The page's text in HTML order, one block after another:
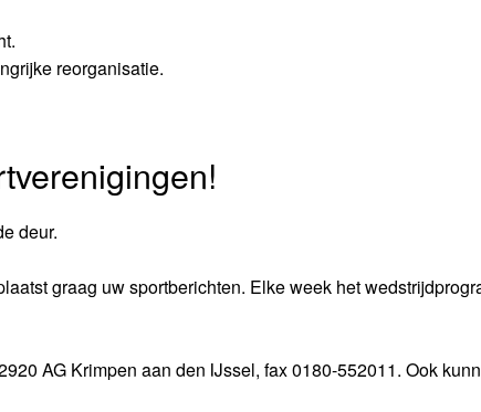
reorganisatie.
deur.
graag uw sportberichten. Elke week het
AG Krimpen aan den IJssel, fax 0180-552011. Ook